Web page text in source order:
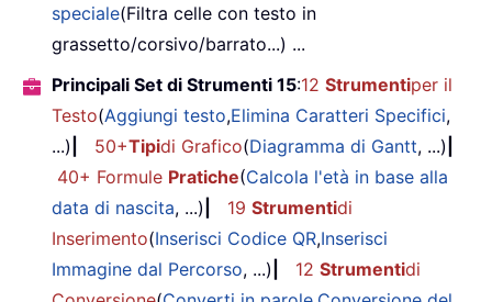
speciale(Filtra celle con testo in
grassetto/corsivo/barrato...) ...
Principali Set di Strumenti 15:12 Strumentiper il
Testo(Aggiungi testo,Elimina Caratteri Specifici,
...)
50+Tipidi Grafico(Diagramma di Gantt, ...)
40+ Formule Pratiche(Calcola l'età in base alla
data di nascita, ...) 19 Strumentidi
Inserimento(Inserisci Codice QR,Inserisci
Immagine dal Percorso, ...) 12 Strumentidi